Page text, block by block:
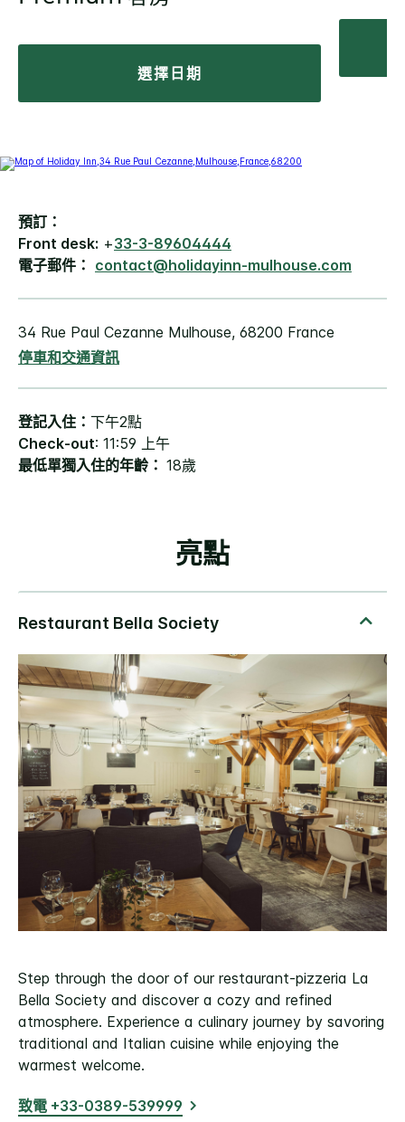
選擇日期
預訂：
Front desk: +33-3-89604444
電子郵件： contact@holidayinn-mulhouse.com
34 Rue Paul Cezanne Mulhouse, 68200 France
停車和交通資訊
登記入住： 下午2點
Check-out: 11:59 上午
最低單獨入住的年齡： 18歲
亮點
Step through the door of our restaurant-pizzeria La
Bella Society and discover a cozy and refined
atmosphere. Experience a culinary journey by savoring
traditional and Italian cuisine while enjoying the
warmest welcome.
致電 +33-0389-539999